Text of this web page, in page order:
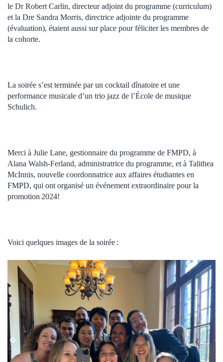
le Dr Robert Carlin, directeur adjoint du programme (curriculum)
et la Dre Sandra Morris, directrice adjointe du programme
(évaluation), étaient aussi sur place pour féliciter les membres de
la cohorte.
La soirée s’est terminée par un cocktail dînatoire et une
performance musicale d’un trio jazz de l’École de musique
Schulich.
Merci à Julie Lane, gestionnaire du programme de FMPD, à
Alana Walsh-Ferland, administratrice du programme, et à Talithea
McInnis, nouvelle coordonnatrice aux affaires étudiantes en
FMPD, qui ont organisé un événement extraordinaire pour la
promotion 2024!
Voici quelques images de la soirée :